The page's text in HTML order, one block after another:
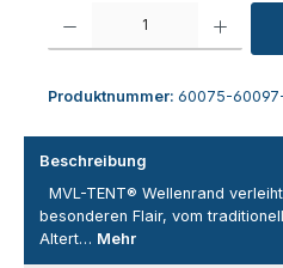
Produkt Anzahl: Gib den
Produktnummer: 60075-
Beschreibung
MVL-TENT® Wellenrand
besonderen Flair, vom
Altert… Mehr